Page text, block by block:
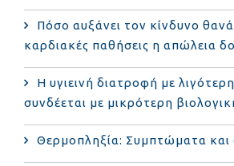
Πόσο αυξάνει τον κίνδυνο
καρδιακές παθήσεις η απώλεια
Η υγιεινή διατροφή με
συνδέεται με μικρότερη
Θερμοπληξία: Συμπτώματα και